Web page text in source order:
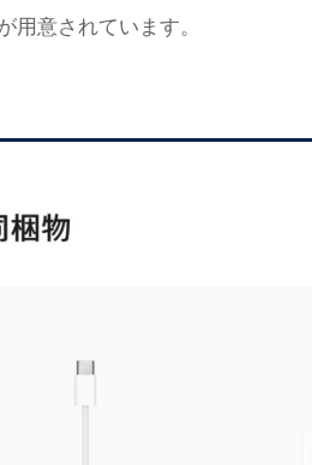
用意されています。